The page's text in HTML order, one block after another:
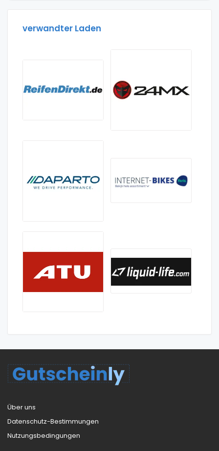
verwandter Laden
Über uns
Datenschutz-Bestimmungen
Nutzungsbedingungen